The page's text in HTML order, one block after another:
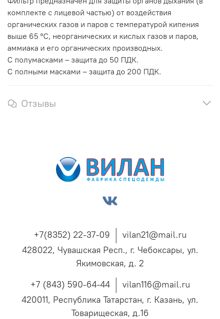
комплекте с лицевой частью) от воздействия
органических газов и паров с температурой кипения
выше 65 °C, неорганических и кислых газов и паров,
аммиака и его органических производных.
С полумасками – защита до 50 ПДК.
С полными масками – защита до 200 ПДК.
Отзывы
+7(8352) 22-37-09
vilan21@mail.ru
428022, Чувашская Респ., г. Чебоксары, ул.
Якимовская, д. 2
+7 (843) 590-64-44
vilan116@mail.ru
420011, Республика Татарстан, г. Казань, ул.
Товарищеская, д.16